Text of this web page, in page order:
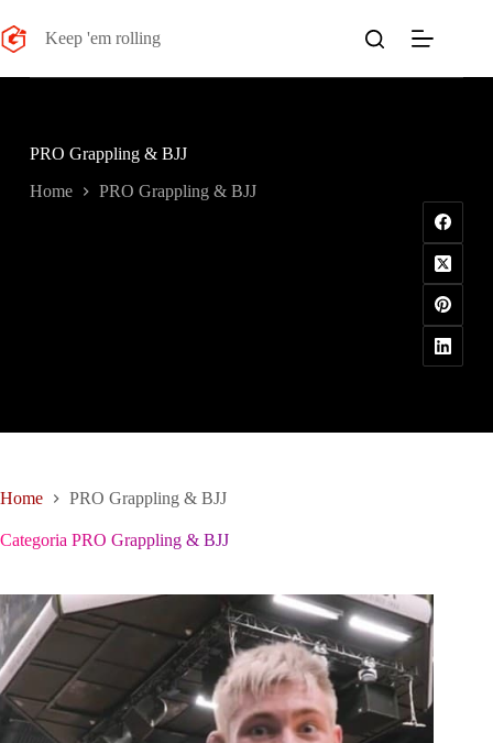
al
contenuto
Keep 'em rolling
PRO Grappling & BJJ
Home PRO Grappling & BJJ
Home PRO Grappling & BJJ
Categoria PRO Grappling & BJJ